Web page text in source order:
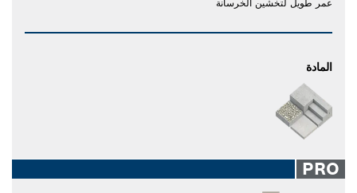
عمر طويل لتخشين الخرسانة
المادة
PRO